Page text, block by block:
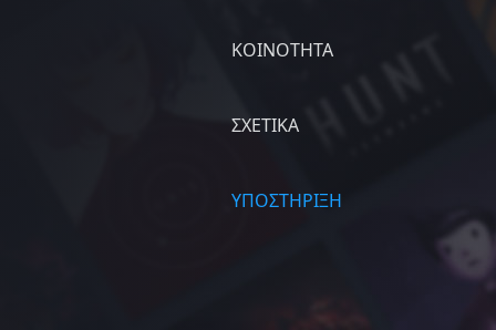
ΚΟΙΝΟΤΗΤΑ
ΣΧΕΤΙΚΆ
ΥΠΟΣΤΗΡΙΞΗ